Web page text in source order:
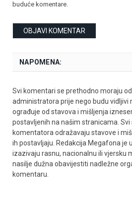
buduće komentare.
NAPOMENA:
Svi komentari se prethodno moraju
administratora prije nego budu vidljivi
ograđuje od stavova i mišljenja
postavljenih na našim stranicama.
komentatora odražavaju stavove i
ih postavljaju. Redakcija Megafona je
izazivaju rasnu, nacionalnu ili vjersku
nasilje dužna obavijestiti nadležne
komentaru.